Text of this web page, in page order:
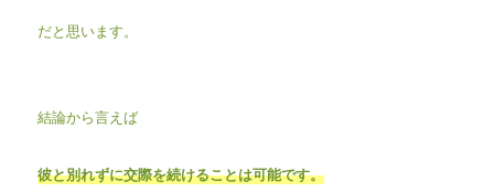
だと思います。
結論から言えば
彼と別れずに交際を続けることは可能です。